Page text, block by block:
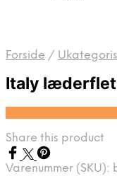
Forside /
Italy læderflet
Share this product
Varenummer (SKU):